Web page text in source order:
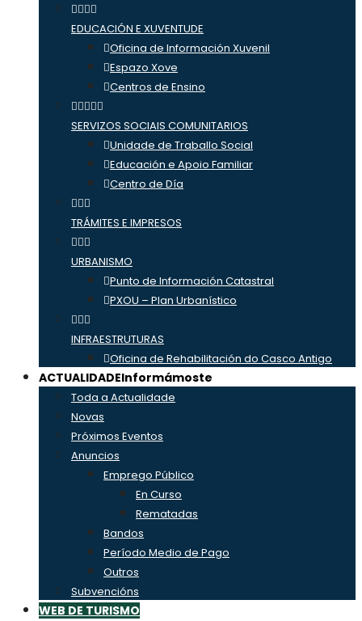
EDUCACIÓN E XUVENTUDE
Oficina de Información Xuvenil
Espazo Xove
Centros de Ensino
SERVIZOS SOCIAIS COMUNITARIOS
Unidade de Traballo Social
Educación e Apoio Familiar
Centro de Día
TRÁMITES E IMPRESOS
URBANISMO
Punto de Información Catastral
PXOU – Plan Urbanístico
INFRAESTRUTURAS
Oficina de Rehabilitación do Casco Antigo
ACTUALIDADEInformámoste
Toda a Actualidade
Novas
Próximos Eventos
Anuncios
Emprego Público
En Curso
Rematadas
Bandos
Período Medio de Pago
Outros
Subvencións
WEB DE TURISMO